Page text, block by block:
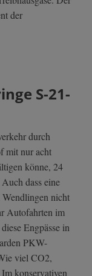
der
S-21-
durch
mit nur acht
könne, 24
dass eine
nicht
Autofahrten im
Engpässe in
PKW-
viel CO2,
konservativen